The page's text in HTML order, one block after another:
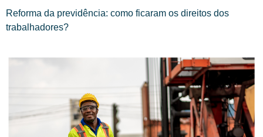
Reforma da previdência: como ficaram os direitos dos
trabalhadores?